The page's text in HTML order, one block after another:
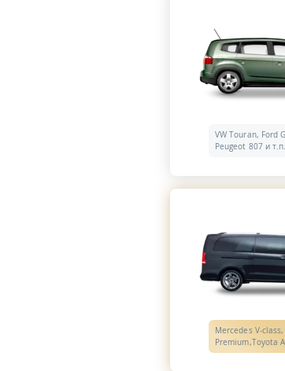
VW Touran, Ford
Peugeot 807 и т.п.
Mercedes V-
Premium,Toyota